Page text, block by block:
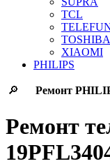
TCL
TOSHIBA
XIAOMI
PHILIPS
🔎 Ремонт
Ремонт